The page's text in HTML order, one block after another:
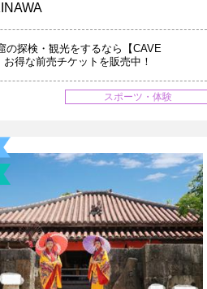
の探検・観光をするなら【CAVE
得な前売チケットを販売中！
スポーツ・体験